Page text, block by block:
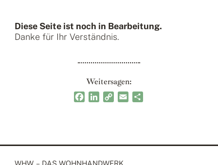
Diese Seite ist noch in Bearbeitung.
Danke für Ihr Verständnis.
Weitersagen:
Facebook
LinkedIn
Copy
Email
WHW – DAS WOHNHANDWERK